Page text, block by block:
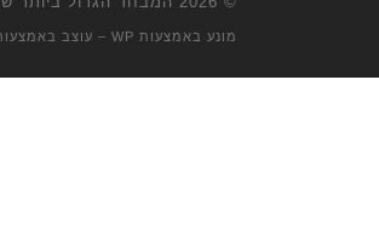
מונע באמצעות WP – עוצב